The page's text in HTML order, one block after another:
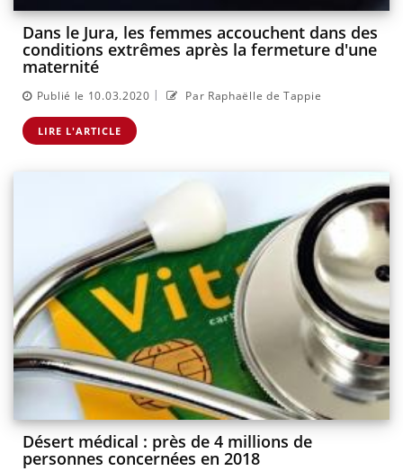
Dans le Jura, les femmes accouchent dans des
conditions extrêmes après la fermeture d'une
maternité
Publié le 10.03.2020 | Par Raphaëlle de Tappie
LIRE L'ARTICLE
Désert médical : près de 4 millions de
personnes concernées en 2018